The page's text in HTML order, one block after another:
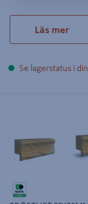
Läs mer
Se lagerstatus i